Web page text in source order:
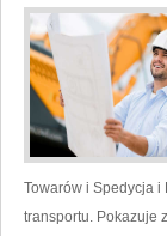
Towarów i Spedycja
transportu. Pokazuje